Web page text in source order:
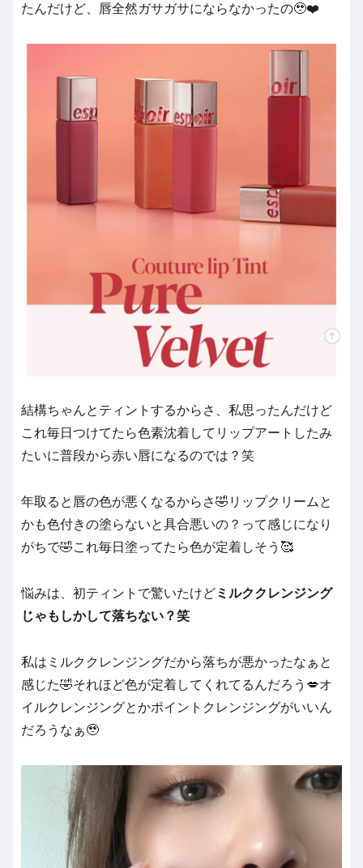
たんだけど、唇全然ガサガサにならなかったの🥹❤️
結構ちゃんとティントするからさ、私思ったんだけど
これ毎日つけてたら色素沈着してリップアートしたみ
たいに普段から赤い唇になるのでは？笑
年取ると唇の色が悪くなるからさ🤣リップクリームと
かも色付きの塗らないと具合悪いの？って感じになり
がちで🤣これ毎日塗ってたら色が定着しそう🥰
悩みは、初ティントで驚いたけどミルククレンジング
じゃもしかして落ちない？笑
私はミルククレンジングだから落ちが悪かったなぁと
感じた🤣それほど色が定着してくれてるんだろう💋オ
イルクレンジングとかポイントクレンジングがいいん
だろうなぁ🥹